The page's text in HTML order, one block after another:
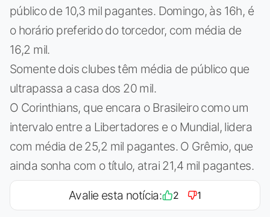
público de 10,3 mil pagantes. Domingo, às 16h, é
o horário preferido do torcedor, com média de
16,2 mil.
Somente dois clubes têm média de público que
ultrapassa a casa dos 20 mil.
O Corinthians, que encara o Brasileiro como um
intervalo entre a Libertadores e o Mundial, lidera
com média de 25,2 mil pagantes. O Grêmio, que
ainda sonha com o título, atrai 21,4 mil pagantes.
Avalie esta notícia: 2 1